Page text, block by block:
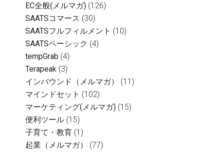
EC全般(メルマガ) (126)
SAATSコマース (30)
SAATSフルフィルメント (10)
SAATSベーシック (4)
tempGrab (4)
Terapeak (3)
インバウンド（メルマガ）
(11)
マインドセット (102)
マーケティング(メルマガ) (15)
便利ツール (15)
子育て・教育 (1)
起業（メルマガ）
(77)